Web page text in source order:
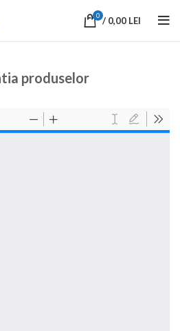
0 / 0,00 LEI
produselor